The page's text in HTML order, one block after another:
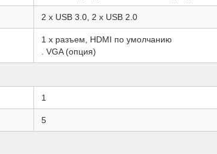
2 x USB 3.0, 2 x USB 2.0
1 x разъем, HDMI по умолчанию
. VGA (опция)
1
5